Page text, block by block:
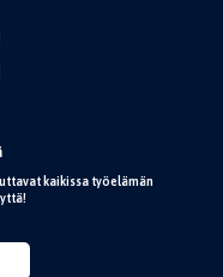
kaikissa työelämän